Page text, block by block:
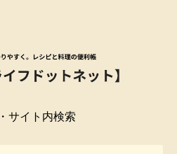
サイト内検索